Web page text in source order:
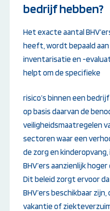
bedrijf hebben?
Het exacte aantal
heeft, wordt bepaald aan
inventarisatie en -
helpt om de specifieke
risico’s binnen een
op basis daarvan de
veiligheidsmaatregelen
sectoren waar een
de zorg en
BHV’ers aanzienlijk
Dit beleid zorgt ervoor
BHV’ers beschikbaar
vakantie of